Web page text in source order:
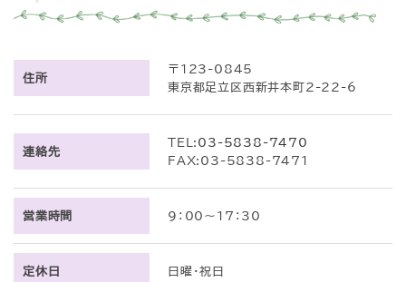
住所
〒123-0845
東京都足立区西新井本町2-22-6
連絡先
TEL: 03-5838-7470
FAX:03-5838-7471
営業時間 9：00～17：30
定休日 日曜・祝日